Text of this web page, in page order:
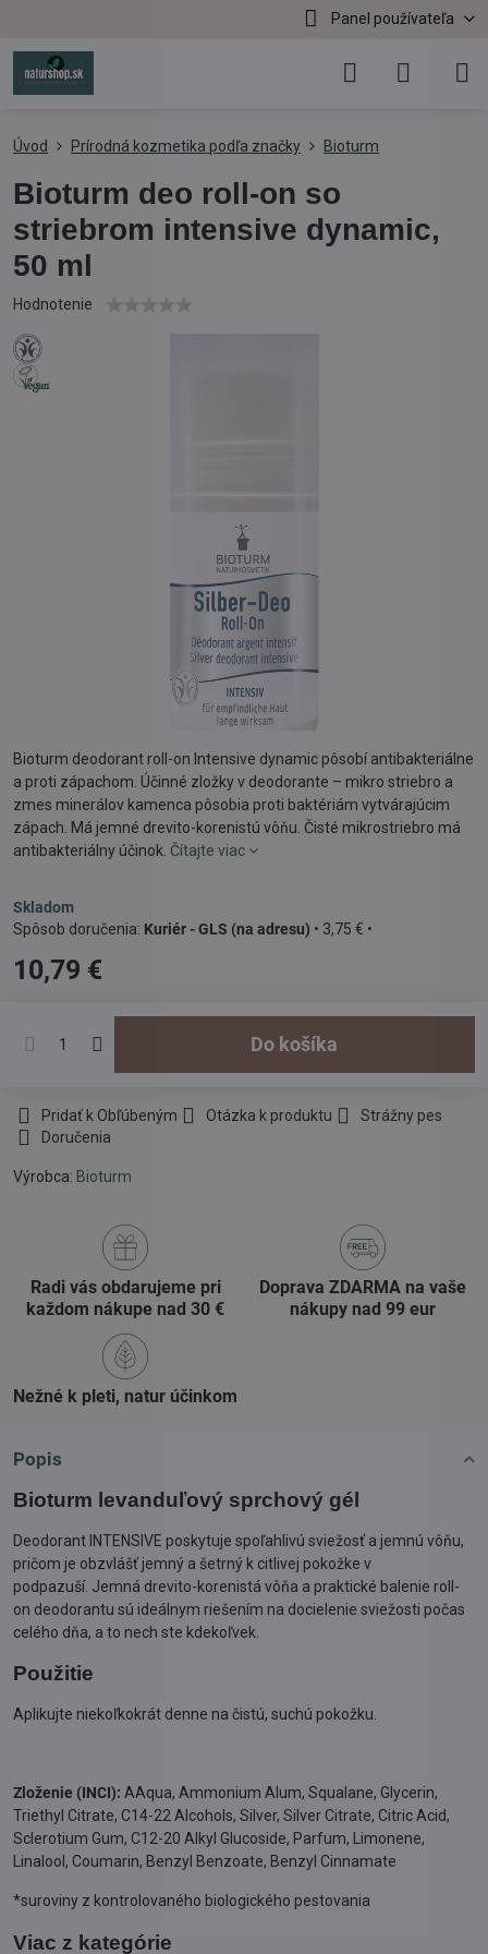
Panel používateľa
Úvod Prírodná kozmetika podľa značky Bioturm
Bioturm deo roll-on so
striebrom intensive dynamic,
50 ml
Hodnotenie
Bioturm deodorant roll-on Intensive dynamic pôsobí antibakteriálne
a proti zápachom. Účinné zložky v deodorante – mikro striebro a
zmes minerálov kamenca pôsobia proti baktériám vytvárajúcim
zápach. Má jemné drevito-korenistú vôňu. Čisté mikrostriebro má
antibakteriálny účinok. Čítajte viac
Skladom
Kuriér - GLS (na adresu) • 3,75 € •
10,79 €
Do košíka
Pridať k Obľúbeným Otázka k produktu
Strážny pes
Doručenia
Výrobca: Bioturm
Radi vás obdarujeme pri
každom nákupe nad 30 €
Doprava ZDARMA na vaše
nákupy nad 99 eur
Nežné k pleti, natur účinkom
Popis
Bioturm levanduľový sprchový gél
Deodorant INTENSIVE poskytuje spoľahlivú sviežosť a jemnú vôňu,
pričom je obzvlášť jemný a šetrný k citlivej pokožke v
podpazuší. Jemná drevito-korenistá vôňa a praktické balenie roll-
on deodorantu sú ideálnym riešením na docielenie sviežosti počas
celého dňa, a to nech ste kdekoľvek.
Použitie
Aplikujte niekoľkokrát denne na čistú, suchú pokožku.
Zloženie (INCI): AAqua, Ammonium Alum, Squalane, Glycerin,
Triethyl Citrate, C14-22 Alcohols, Silver, Silver Citrate, Citric Acid,
Sclerotium Gum, C12-20 Alkyl Glucoside, Parfum, Limonene,
Linalool, Coumarin, Benzyl Benzoate, Benzyl Cinnamate
*suroviny z kontrolovaného biologického pestovania
Viac z kategórie